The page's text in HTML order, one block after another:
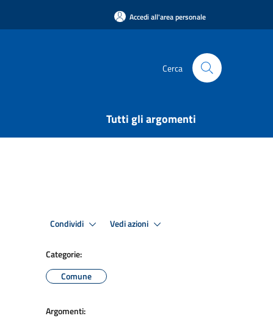
Accedi all'area personale
Cerca
Tutti gli argomenti
Condividi Vedi azioni
Categorie:
Comune
Argomenti: